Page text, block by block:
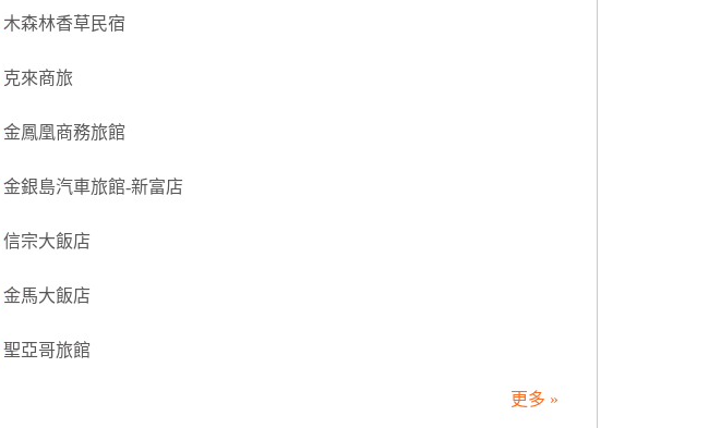
木森林香草民宿
克來商旅
金鳳凰商務旅館
金銀島汽車旅館-新富店
信宗大飯店
金馬大飯店
聖亞哥旅館
更多 »